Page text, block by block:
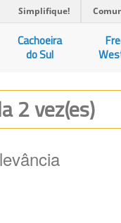
Simplifique!
Cachoeira
do Sul
2 vez(es)